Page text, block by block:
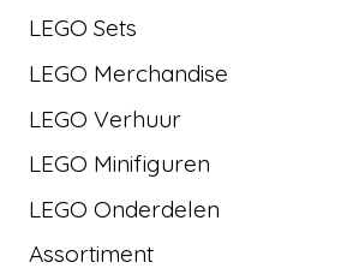
LEGO Sets
LEGO Merchandise
LEGO Verhuur
LEGO Minifiguren
LEGO Onderdelen
Assortiment